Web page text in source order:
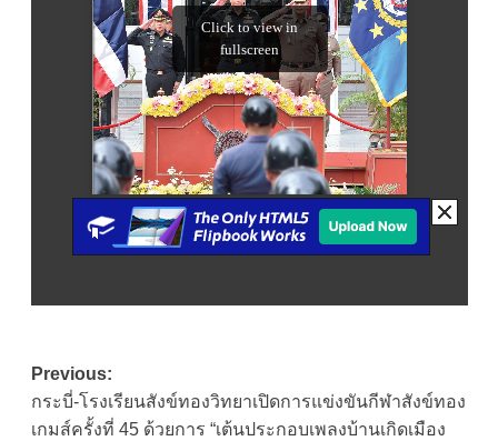
Post
navigation
Previous:
กระบี่-โรงเรียนสังข์ทองวิทยาเปิดการแข่งขันกีฬาสังข์ทอง
เกมส์ครั้งที่ 45 ด้วยการ “เต้นประกอบเพลงบ้านเกิดเมือง